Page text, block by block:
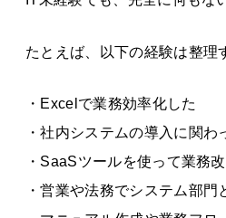
たとえば、以下の経験は整理
・Excelで業務効率化した
・社内システムの導入に関わ
・SaaSツールを使って業務
・営業や法務でシステム部門